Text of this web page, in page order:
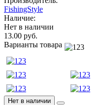
FishingStyle
Наличие:
Нет в наличии
13.00 руб.
Варианты товара
Нет в наличии